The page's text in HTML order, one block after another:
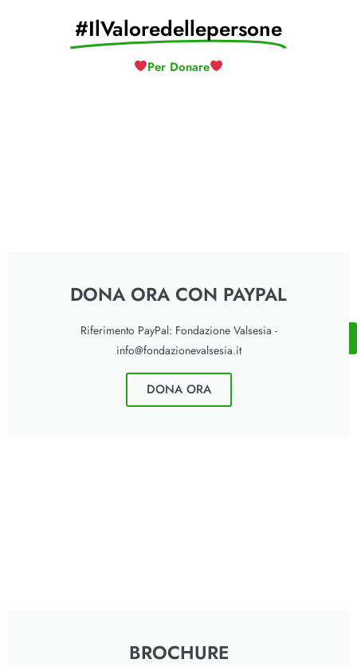
#IlValoredellepersone
Per Donare
DONA ORA CON PAYPAL
Riferimento PayPal: Fondazione Valsesia -
info@fondazionevalsesia.it
DONA ORA
BROCHURE